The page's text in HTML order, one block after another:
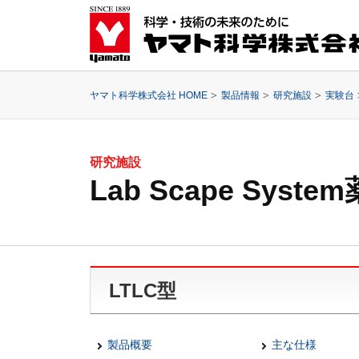
ヤマト科学株式会社 HOME 製品情報 研究施設 実験台
研究施設
Lab Scape System
LTLC型
製品概要 主な仕様